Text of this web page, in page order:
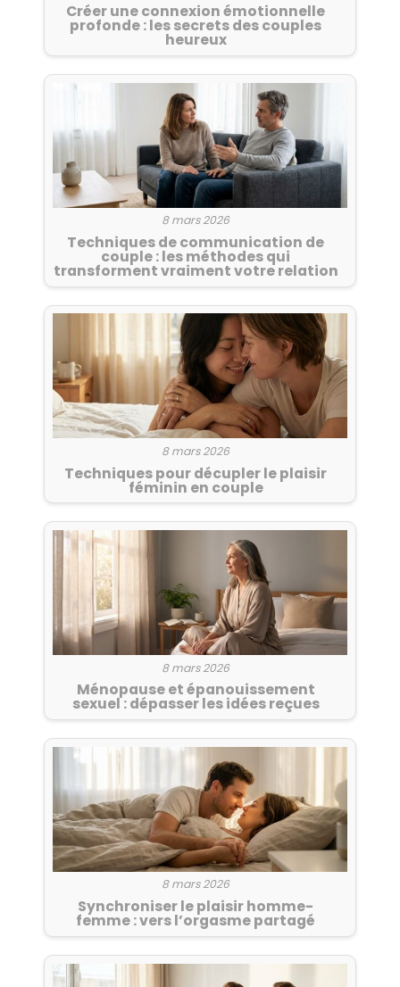
Créer une connexion émotionnelle
profonde : les secrets des couples
heureux
8 mars 2026
Techniques de communication de
couple : les méthodes qui
transforment vraiment votre relation
8 mars 2026
Techniques pour décupler le plaisir
féminin en couple
8 mars 2026
Ménopause et épanouissement
sexuel : dépasser les idées reçues
8 mars 2026
Synchroniser le plaisir homme-
femme : vers l’orgasme partagé